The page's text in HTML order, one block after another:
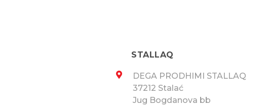
STALLAQ
DEGA PRODHIMI STALLAQ
37212 Stalać
Jug Bogdanova bb